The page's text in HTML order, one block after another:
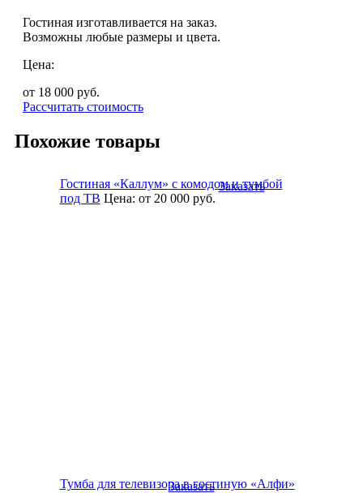
Гостиная изготавливается на заказ.
Возможны любые размеры и цвета.
Цена:
от 18 000 руб.
Рассчитать стоимость
Похожие товары
Гостиная «Каллум» с комодом и тумбой
под ТВ Цена: от 20 000руб.
Заказать
Тумба для телевизора в гостиную «Алфи»
Заказать